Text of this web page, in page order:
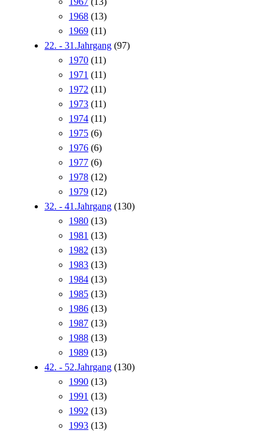
1968 (13)
1969 (11)
22. - 31.Jahrgang (97)
1970 (11)
1971 (11)
1972 (11)
1973 (11)
1974 (11)
1975 (6)
1976 (6)
1977 (6)
1978 (12)
1979 (12)
32. - 41.Jahrgang (130)
1980 (13)
1981 (13)
1982 (13)
1983 (13)
1984 (13)
1985 (13)
1986 (13)
1987 (13)
1988 (13)
1989 (13)
42. - 52.Jahrgang (130)
1990 (13)
1991 (13)
1992 (13)
1993 (13)